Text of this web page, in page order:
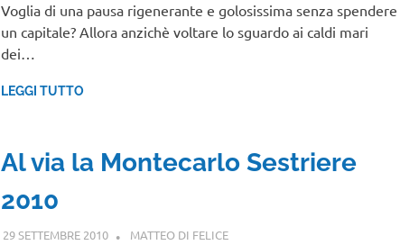
Voglia di una pausa rigenerante e golosissima senza spendere
un capitale? Allora anzichè voltare lo sguardo ai caldi mari
dei…
LEGGI TUTTO
Al via la Montecarlo Sestriere
2010
29 SETTEMBRE 2010 MATTEO DI FELICE